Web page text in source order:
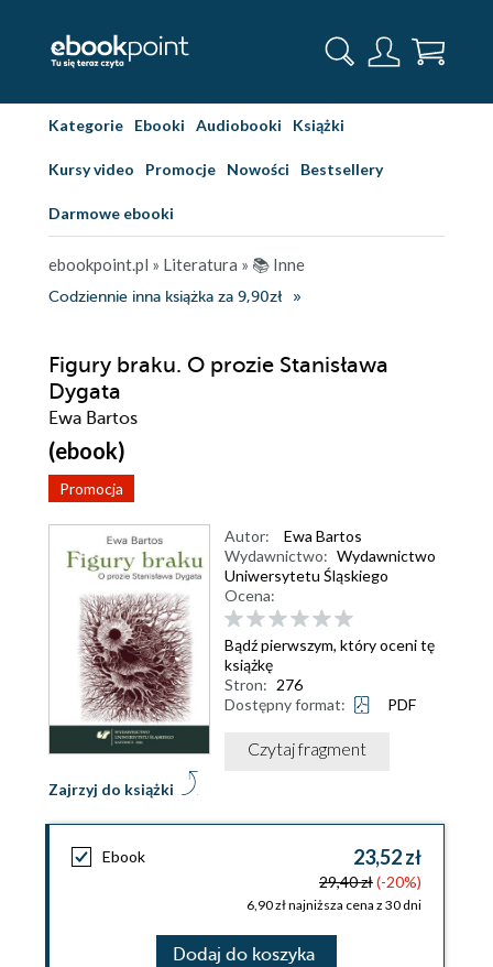
Kategorie Ebooki Audiobooki Książki
Kursy video Promocje Nowości Bestsellery
Darmowe ebooki
ebookpoint.pl » Literatura » 📚 Inne
Codziennie inna książka za 9,90zł
Figury braku. O prozie Stanisława
Dygata
Ewa Bartos
(ebook)
Promocja
Zajrzyj do książki
Autor:
Ewa Bartos
Wydawnictwo: Wydawnictwo
Uniwersytetu Śląskiego
Ocena:
Bądź pierwszym, który oceni tę
książkę
Stron: 276
Dostępny format:
PDF
Czytaj fragment
Ebook 23,52 zł
29,40 zł(-20%)
6,90 zł najniższa cena z 30 dni
Dodaj do koszyka